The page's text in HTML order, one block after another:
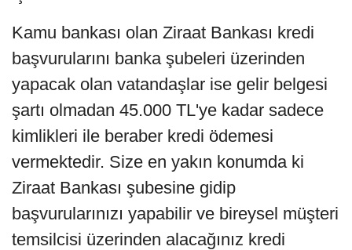
Kamu bankası olan Ziraat Bankası kredi
başvurularını banka şubeleri üzerinden
yapacak olan vatandaşlar ise gelir belgesi
şartı olmadan 45.000 TL'ye kadar sadece
kimlikleri ile beraber kredi ödemesi
vermektedir. Size en yakın konumda ki
Ziraat Bankası şubesine gidip
başvurularınızı yapabilir ve bireysel müşteri
temsilcisi üzerinden alacağınız kredi